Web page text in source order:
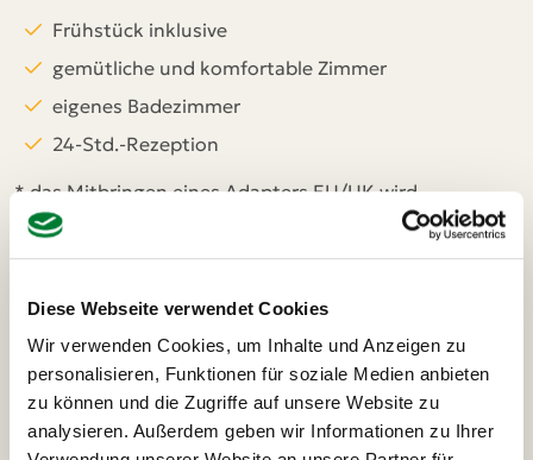
Diese Webseite verwendet Cookies
Wir verwenden Cookies, um Inhalte und Anzeigen zu
personalisieren, Funktionen für soziale Medien anbieten
zu können und die Zugriffe auf unsere Website zu
analysieren. Außerdem geben wir Informationen zu Ihrer
Frühstück inklusive
gemütliche und komfortable Zimmer
eigenes Badezimmer
24-Std.-Rezeption
* das Mitbringen eines Adapters EU/UK wird
empfohlen. Alternativ bieten einige Hotels ein
begrenztes Kontingent an Adaptern (ggf. Gebühr).